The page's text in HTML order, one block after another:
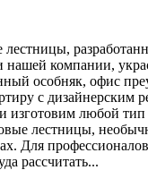
нашей компании,
особняк, офис
с дизайнерским
изготовим любой тип
лестницы,
Для
рассчитать...